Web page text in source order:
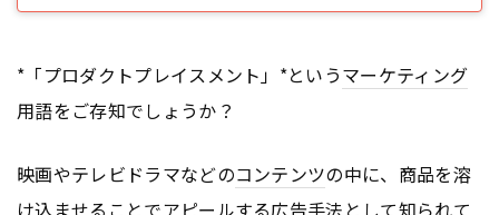
*「プロダクトプレイスメント」*というマーケティング
用語をご存知でしょうか？
映画やテレビドラマなどのコンテンツの中に、商品を溶
け込ませることでアピールする広告手法として知られて